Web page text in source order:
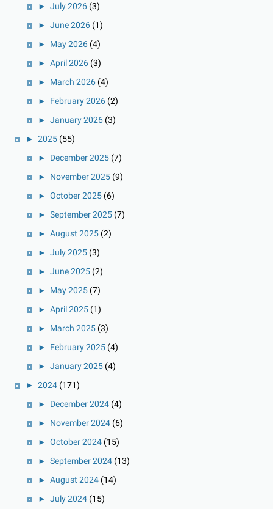
► July 2026 (3)
► June 2026 (1)
► May 2026 (4)
► April 2026 (3)
► March 2026 (4)
► February 2026 (2)
► January 2026 (3)
► 2025 (55)
► December 2025 (7)
► November 2025 (9)
► October 2025 (6)
► September 2025 (7)
► August 2025 (2)
► July 2025 (3)
► June 2025 (2)
► May 2025 (7)
► April 2025 (1)
► March 2025 (3)
► February 2025 (4)
► January 2025 (4)
► 2024 (171)
► December 2024 (4)
► November 2024 (6)
► October 2024 (15)
► September 2024 (13)
► August 2024 (14)
► July 2024 (15)